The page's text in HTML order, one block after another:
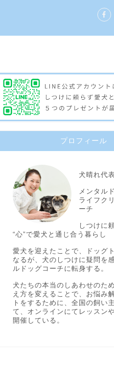
プロフィール
犬晴れ代
メンタル
ライフク
ーチ
しつけに
“心”で愛犬と通じ合う暮らし
愛犬を迎えたことで、ドッグ
なるが、犬のしつけに疑問を
ルドッグコーチに転身する。
犬たちの本当のしあわせのた
え方を変えることで、お悩み
トをするために、全国の飼い
て、オンラインにてレッスン
開催している。